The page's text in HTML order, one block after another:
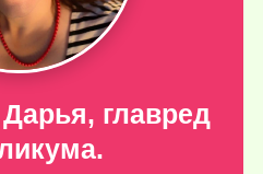
главред